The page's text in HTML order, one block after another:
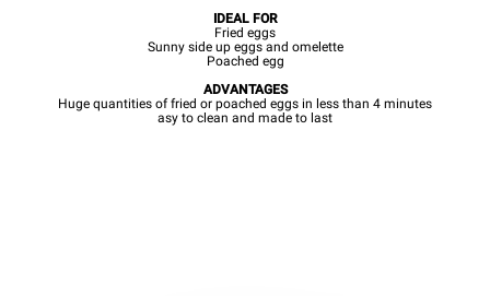
IDEAL FOR
Fried eggs
Sunny side up eggs and omelette
Poached egg
ADVANTAGES
Huge quantities of fried or poached eggs in less than 4 minutes
asy to clean and made to last